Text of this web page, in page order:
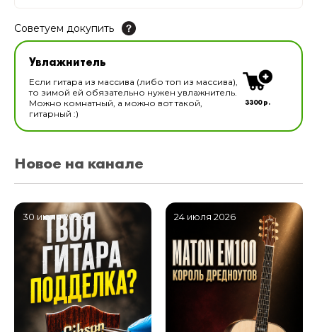
Советуем докупить
Увлажнитель для музыкальных инструментов
В наличии
Увлажнитель
Если гитара из массива (либо топ из массива),
то зимой ей обязательно нужен увлажнитель.
Можно комнатный, а можно вот такой,
гитарный :)
3300 р.
Новое на канале
30 июля 2026 24 июля 2026